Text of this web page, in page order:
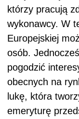
którzy pracują
wykonawcy. W
Europejskiej
osób.
pogodzić
obecnych na
lukę, która
emeryturę